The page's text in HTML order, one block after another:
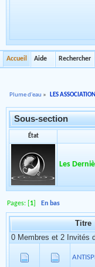
Accueil Aide Rechercher
Plume d'eau » LES
Sous-section
État
Les
Pages: [ 1 En bas
Titre
0 Membres et 2 Invités